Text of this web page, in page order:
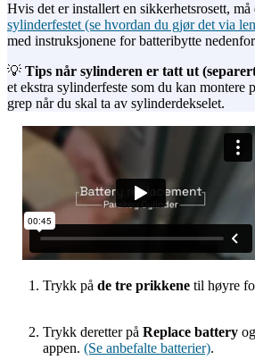
Hvis det er installert en sikkerhetsrosett, må
sylinderfestet (se hvordan du gjør det via
med instruksjonene for batteribytte
💡 Tips når sylinderen er tatt ut
et ekstra sylinderfeste som du kan montere
grep når du skal ta av sylinderdekselet.
Trykk på de tre prikkene til høyre
Trykk deretter på Replace battery
appen. (Se anbefalte batterier).